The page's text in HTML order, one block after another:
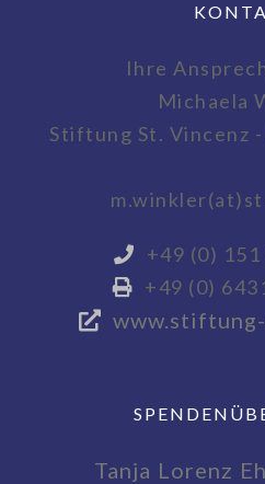
Ihre
Michaela
Stiftung St. Vincenz
+49 (0)
+49 (0)
Tanja Lorenz